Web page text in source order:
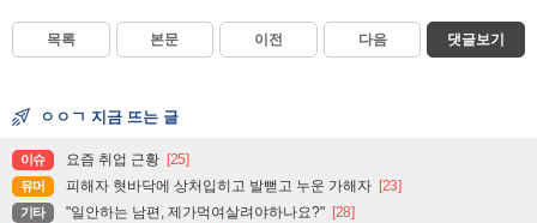
목록 본문 이전 다음 댓글보기
ㅇㅇㄱ 지금 뜨는 글
이슈 요즘 취업 근황 [25]
유머 피해자 혓바닥에 상처입히고 발뻗고 누운 가해자 [23]
기타 "일안하는 남편, 제가먹여살려야하나요?" [28]